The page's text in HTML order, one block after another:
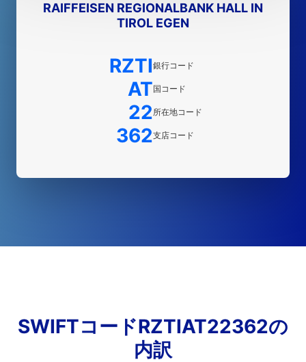
RAIFFEISEN REGIONALBANK HALL IN
TIROL EGEN
RZTI銀行コード
AT国コード
22所在地コード
362支店コード
SWIFTコードRZTIAT22362の
内訳